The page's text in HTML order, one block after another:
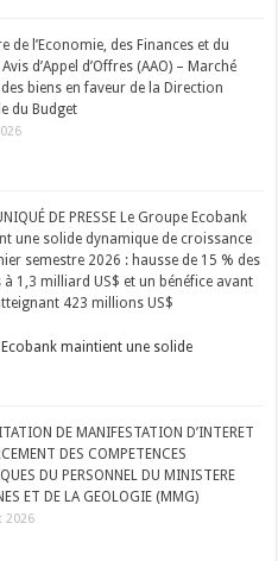
de l’Economie, des Finances et du
d’Appel d’Offres (AAO) – Marché
des biens en faveur de la Direction
du Budget
DE PRESSE Le Groupe Ecobank
une solide dynamique de croissance
semestre 2026 : hausse de 15 % des
à 1,3 milliard US$ et un bénéfice avant
423 millions US$
Ecobank maintient une solide
DE MANIFESTATION D’INTERET
DES COMPETENCES
DU PERSONNEL DU MINISTERE
ET DE LA GEOLOGIE (MMG)
2026